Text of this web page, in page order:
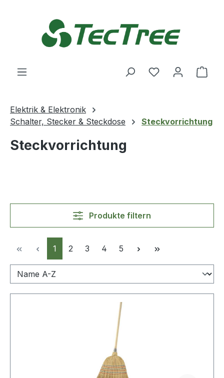
Du hast 0
Elektrik & Elektronik
Schalter, Stecker & Steckdose
Steckvorrichtung
Steckvorrichtung
Produkte filtern
Seite
1 Seite
2 Seite
3 Seite
4 Seite
5